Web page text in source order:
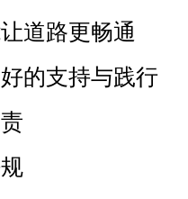
道路更畅通
的支持与践行